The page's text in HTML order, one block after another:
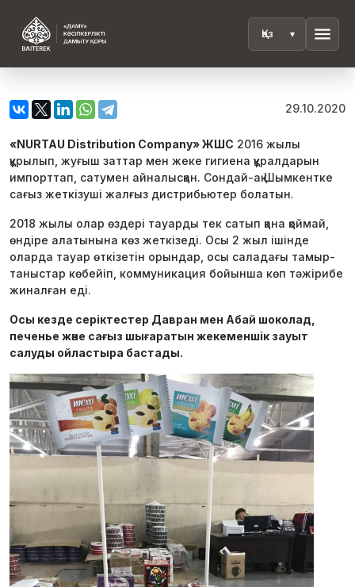
menu
29.10.2020
«NURTAU Distribution Company» ЖШС 2016 жылы
құрылып, жуғыш заттар мен жеке гигиена құралдарын
импорттап, сатумен айналысқан. Сондай-ақ Шымкентке
сағыз жеткізуші жалғыз дистрибьютер болатын.
2018 жылы олар өздері тауарды тек сатып қана қоймай,
өндіре алатынына көз жеткізеді. Осы 2 жыл ішінде
оларда тауар өткізетін орындар, осы саладағы тамыр-
таныстар көбейіп, коммуникация бойынша көп тәжірибе
жиналған еді.
Осы кезде серіктестер Давран мен Абай шоколад,
печенье және сағыз шығаратын жекеменшік зауыт
салуды ойластыра бастады.